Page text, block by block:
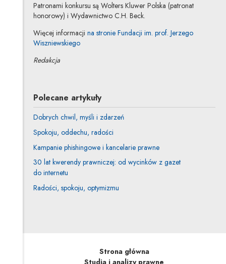
Patronami konkursu są Wolters Kluwer Polska (patronat
honorowy) i Wydawnictwo C.H. Beck.
Więcej informacji na stronie Fundacji im. prof. Jerzego
Wiszniewskiego
Redakcja
Polecane artykuły
Dobrych chwil, myśli i zdarzeń
Spokoju, oddechu, radości
Kampanie phishingowe i kancelarie prawne
30 lat kwerendy prawniczej: od wycinków z gazet
do internetu
Radości, spokoju, optymizmu
Strona główna